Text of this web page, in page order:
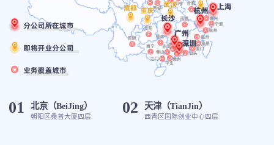
01 北京（BeiJing）
朝阳区桑普大厦四层 02 天津（TianJin）
西青区国际创业中心四层